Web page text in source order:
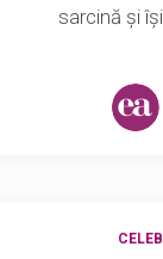
sarcină și